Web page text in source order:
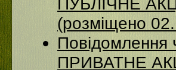
(розміщено
ПРИВАТНЕ